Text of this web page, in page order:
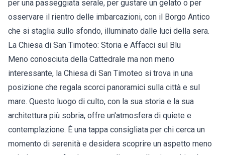
per una passeggiata serale, per gustare un gelato o per
osservare il rientro delle imbarcazioni, con il Borgo Antico
che si staglia sullo sfondo, illuminato dalle luci della sera.
La Chiesa di San Timoteo: Storia e Affacci sul Blu
Meno conosciuta della Cattedrale ma non meno
interessante, la Chiesa di San Timoteo si trova in una
posizione che regala scorci panoramici sulla città e sul
mare. Questo luogo di culto, con la sua storia e la sua
architettura più sobria, offre un'atmosfera di quiete e
contemplazione. È una tappa consigliata per chi cerca un
momento di serenità e desidera scoprire un aspetto meno